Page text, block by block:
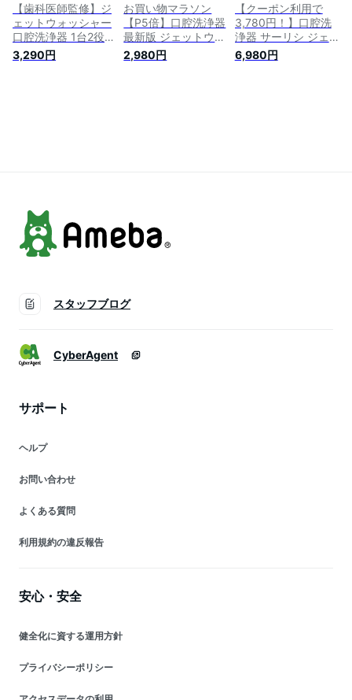
【歯科医師監修】ジ
ェットウォッシャー
口腔洗浄器 1台2役
電動歯ブラシ ウォー
ターフロス 歯間洗浄
3,290円
お買い物マラソン
【P5倍】口腔洗浄器
最新版 ジェットウォ
ッシャー 280ml 口腔
洗浄機 口腔洗浄
2,980円
【クーポン利用で
3,780円！】口腔洗
浄器 サーリシ ジェ
ットウォッシャー 歯
高圧洗浄機 口腔洗浄
6,980円
スタッフブログ
CyberAgent
サポート
ヘルプ
お問い合わせ
よくある質問
利用規約の違反報告
安心・安全
健全化に資する運用方針
プライバシーポリシー